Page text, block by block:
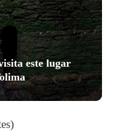
este lugar